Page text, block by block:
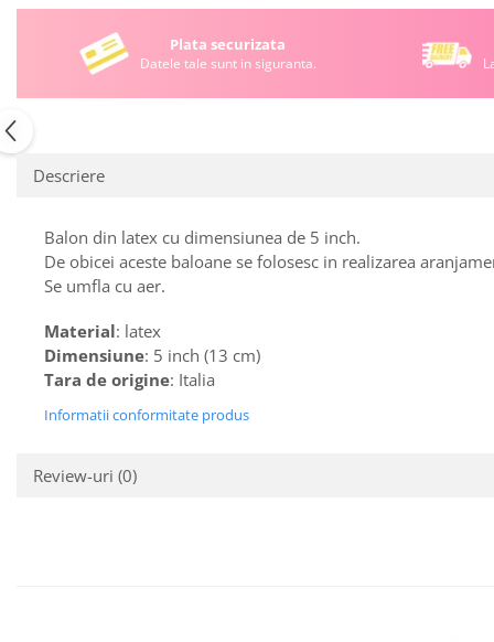
Plata securizata
Datele tale sunt in siguranta.
Descriere
Balon din latex cu dimensiunea de 5 inch.
De obicei aceste baloane se folosesc in realizarea
Se umfla cu aer.
Material: latex
Dimensiune: 5 inch (13 cm)
Tara de origine: Italia
Informatii conformitate produs
Review-uri (0)